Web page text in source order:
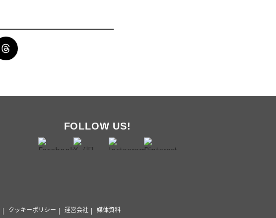
FOLLOW US!
クッキーポリシー 運営会社 媒体資料